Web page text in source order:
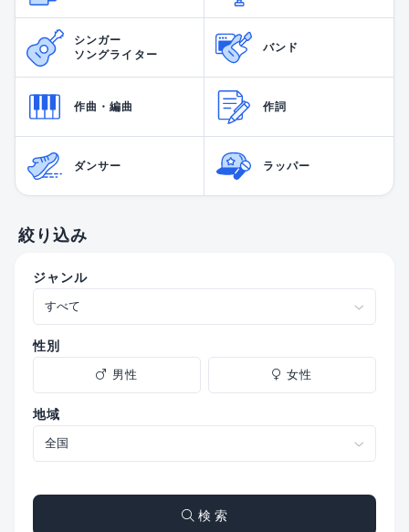
シンガー
ソングライター
バンド
作曲・編曲 作詞
ダンサー ラッパー
絞り込み
ジャンル
性別
男性 女性
地域
検 索